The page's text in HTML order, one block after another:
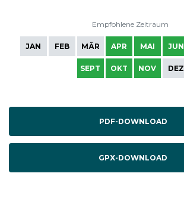
Empfohlene Zeitraum
JAN FEB MÄR APR MAI JUN
SEPT OKT NOV DEZ
PDF-DOWNLOAD
GPX-DOWNLOAD